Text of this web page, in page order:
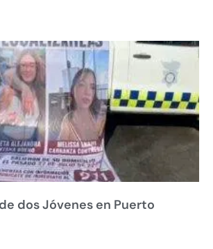
dos Jóvenes en Puerto